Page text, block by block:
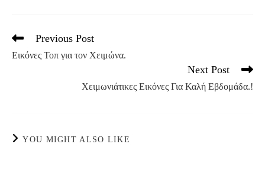
Read
articles
Previous Post
Εικόνες Τοπ για τον Χειμώνα.
Next Post
Χειμωνιάτικες Εικόνες Για Καλή Εβδομάδα.!
YOU MIGHT ALSO LIKE